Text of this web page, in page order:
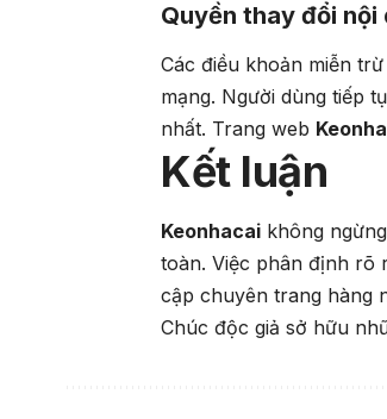
Quyền thay đổi
Các điều khoản miễn
mạng. Người dùng tiếp
nhất. Trang web
Kết luận
Keonhacai không
toàn. Việc phân định rõ
cập chuyên trang hàng
Chúc độc giả sở hữu